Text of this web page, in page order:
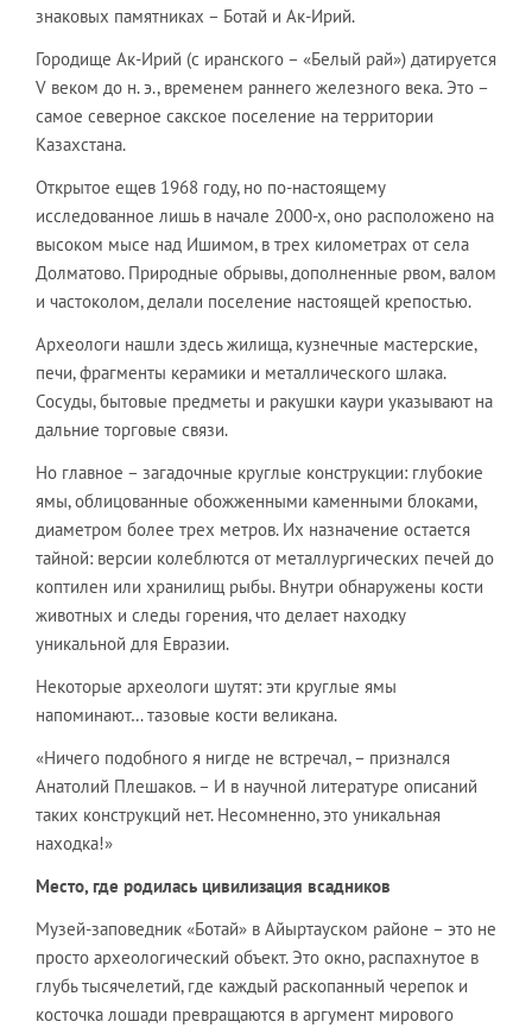
знаковых памятниках – Ботай и Ак-Ирий.
Городище Ак-Ирий (с иранского – «Белый рай») датируется
V веком до н. э., временем раннего железного века. Это –
самое северное сакское поселение на территории
Казахстана.
Открытое ещев 1968 году, но по-настоящему
исследованное лишь в начале 2000-х, оно расположено на
высоком мысе над Ишимом, в трех километрах от села
Долматово. Природные обрывы, дополненные рвом, валом
и частоколом, делали поселение настоящей крепостью.
Археологи нашли здесь жилища, кузнечные мастерские,
печи, фрагменты керамики и металлического шлака.
Сосуды, бытовые предметы и ракушки каури указывают на
дальние торговые связи.
Но главное – загадочные круглые конструкции: глубокие
ямы, облицованные обожженными каменными блоками,
диаметром более трех метров. Их назначение остается
тайной: версии колеблются от металлургических печей до
коптилен или хранилищ рыбы. Внутри обнаружены кости
животных и следы горения, что делает находку
уникальной для Евразии.
Некоторые археологи шутят: эти круглые ямы
напоминают… тазовые кости великана.
«Ничего подобного я нигде не встречал, – признался
Анатолий Плешаков. – И в научной литературе описаний
таких конструкций нет. Несомненно, это уникальная
находка!»
Место, где родилась цивилизация всадников
Музей-заповедник «Ботай» в Айыртауском районе – это не
просто археологический объект. Это окно, распахнутое в
глубь тысячелетий, где каждый раскопанный черепок и
косточка лошади превращаются в аргумент мирового